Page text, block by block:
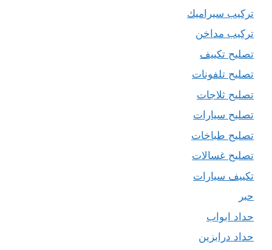
تركيب سيراميك
تركيب مداخن
تصليح تكييف
تصليح تلفونات
تصليح ثلاجات
تصليح سيارات
تصليح طباخات
تصليح غسالات
تكييف سيارات
حبر
حداد ابواب
حداد درابزين